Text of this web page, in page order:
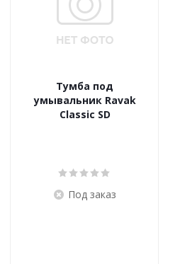
Тумба под
умывальник Ravak
Classic SD
Под заказ